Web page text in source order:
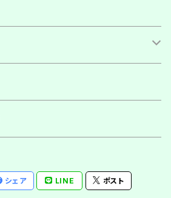
シェア LINE ポスト